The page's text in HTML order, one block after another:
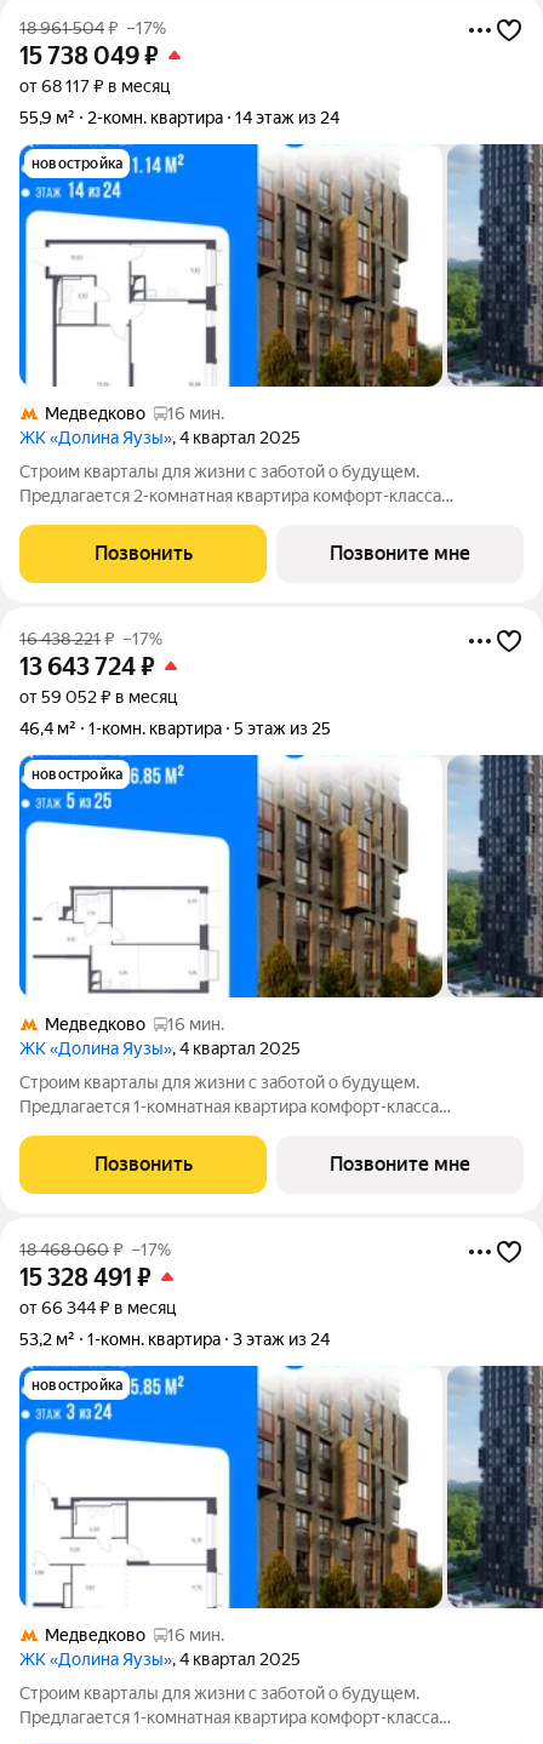
18 961 504₽ –17%
15 738 049₽
от 68 117 ₽ в месяц
55,9 м²
2-комн. квартира 14 этаж из 24
новостройка
Медведково
16 мин.
ЖК «Долина Яузы», 4 квартал 2025
Строим кварталы для жизни с заботой о будущем.
Предлагается 2-комнатная квартира комфорт-класса
в жилом комплексе "Долина Яузы".Квартиры комплекса на
выбор: могут быть как с отделкой, так и
Позвонить Позвоните мне
16 438 221₽ –17%
13 643 724₽
от 59 052 ₽ в месяц
46,4 м²
1-комн. квартира 5 этаж из 25
новостройка
Медведково
16 мин.
ЖК «Долина Яузы», 4 квартал 2025
Строим кварталы для жизни с заботой о будущем.
Предлагается 1-комнатная квартира комфорт-класса
жилом комплексе "Долина Яузы".Квартиры комплекса на
выбор: могут быть как с отделкой, так и
Позвонить Позвоните мне
18 468 060₽ –17%
15 328 491 ₽
от 66 344 ₽ в месяц
53,2 м²
1-комн. квартира 3 этаж из 24
новостройка
Медведково
16 мин.
ЖК «Долина Яузы», 4 квартал 2025
Строим кварталы для жизни с заботой о будущем.
Предлагается 1-комнатная квартира комфорт-класса